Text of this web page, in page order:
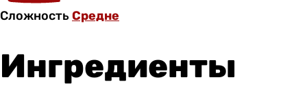
Сложность Средне
Ингредиенты